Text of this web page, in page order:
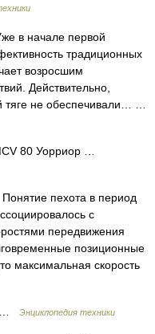
начале первой
традиционных
возросшим
Действительно,
тяге не обеспечивали… …
80 Уорриор …
пехота в период
с
передвижения
позиционные
максимальная скорость
… Энциклопедия техники